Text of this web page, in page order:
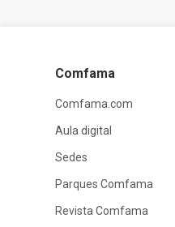
Comfama
Comfama.com
Aula digital
Sedes
Parques Comfama
Revista Comfama